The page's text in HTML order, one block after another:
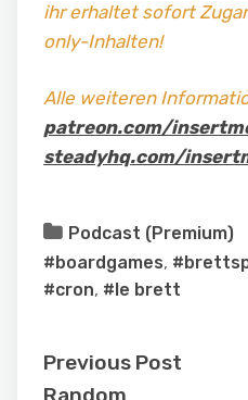
ihr erhaltet sofort
only-Inhalten!
Alle weiteren
patreon.com/
steadyhq.com/
Podcast (Premium)
#boardgames,
#cron, #le brett
Previous Post